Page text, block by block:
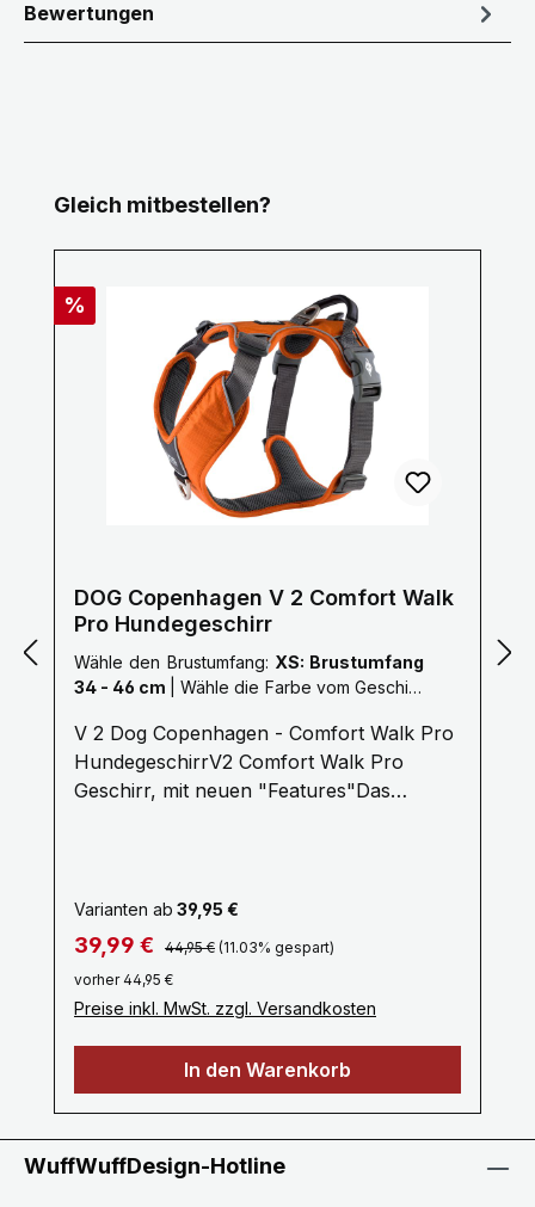
Bewertungen
Produktgalerie überspringen
Gleich mitbestellen?
Rabatt
%
DOG Copenhagen V 2 Comfort Walk
Pro Hundegeschirr
Wähle den Brustumfang: XS: Brustumfang
34 - 46 cm
Wähle die Farbe vom Geschirr:
V 2 Dog Copenhagen - Comfort Walk Pro
HundegeschirrV2 Comfort Walk Pro
Geschirr, mit neuen "Features"Das
wasserabweisendem Material mit weicher
atmungsaktiver Polsterung. Das Geschirr
ist einfach auf die Größe einzustellen.
Durch den hohen Tragekomfort liegt das
Geschirr bequem angepasst am Hund und
verfügt über zwei Leinen-
Befestigungsmöglichkeiten, eine am
Gassigehen, und zur zusätzlichen
Kontrolle eine am unteren Teil auf der
Varianten ab 39,95 €
Verkaufspreis:
39,99 € Regulärer Preis:
44,95 € (11.03% gespart)
vorher 44,95 €
Preise inkl. MwSt. zzgl. Versandkosten
In den Warenkorb
WuffWuffDesign-Hotline